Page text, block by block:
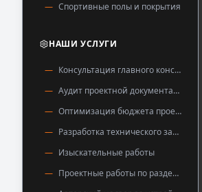
Спортивные полы и покрытия
НАШИ УСЛУГИ
Консультация главного конструктора
Аудит проектной документации
Оптимизация бюджета проекта
Разработка технического задания
Изыскательные работы
Проектные работы по разделу «Полы»